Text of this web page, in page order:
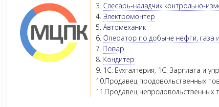
3. Слесарь-наладчик контрольно-
4. Электромонтер
5. Автомеханик
6. Оператор по добыче нефти, газа
7. Повар
8. Кондитер
9. 1С: Бухгалтерия, 1С: Зарплата и
10.Продавец продовольственных
11.Продавец непродовольственных